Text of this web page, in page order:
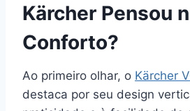
Kärcher Pensou
Conforto?
Ao primeiro olhar, o Kärcher
destaca por seu design